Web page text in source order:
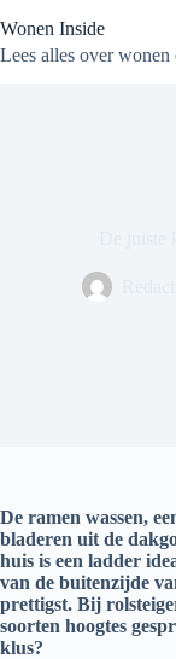
naar
de
Wonen Inside
Lees alles over
De ramen wassen,
bladeren uit de
huis is een ladder
van de buitenzijde
prettigst. Bij
soorten hoogtes
klus?